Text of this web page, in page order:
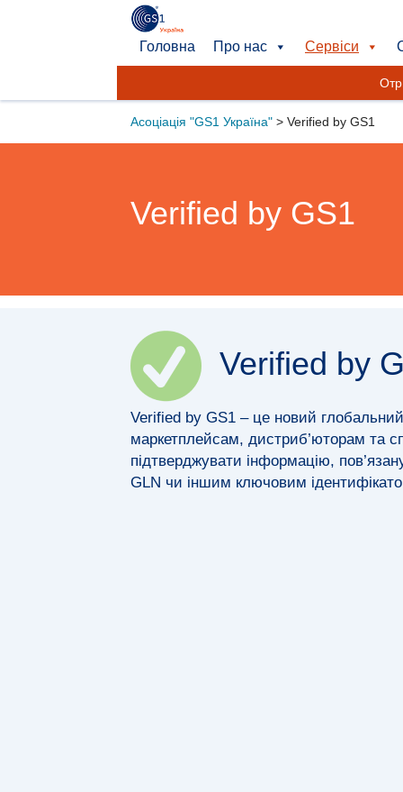
Головна Про нас Сервіси
Асоціація "GS1 Україна" > Verified by GS1
Verified by GS1
Verified by
Verified by GS1 – це новий глобальний
маркетплейсам, дистриб’юторам та
підтверджувати інформацію,
GLN чи іншим ключовим